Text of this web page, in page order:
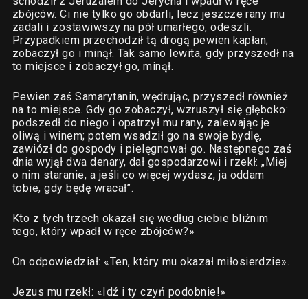
zbójców. Ci nie tylko go obdarli, lecz jeszcze rany mu
zadali i zostawiwszy na pół umarłego, odeszli.
Przypadkiem przechodził tą drogą pewien kapłan;
zobaczył go i minął. Tak samo lewita, gdy przyszedł na
to miejsce i zobaczył go, minął.
Pewien zaś Samarytanin, wędrując, przyszedł również
na to miejsce. Gdy go zobaczył, wzruszył się głęboko:
podszedł do niego i opatrzył mu rany, zalewając je
oliwą i winem; potem wsadził go na swoje bydlę,
zawiózł do gospody i pielęgnował go. Następnego zaś
dnia wyjął dwa denary, dał gospodarzowi i rzekł: „Miej
o nim staranie, a jeśli co więcej wydasz, ja oddam
tobie, gdy będę wracał”.
Kto z tych trzech okazał się według ciebie bliźnim
tego, który wpadł w ręce zbójców?»
On odpowiedział: «Ten, który mu okazał miłosierdzie».
Jezus mu rzekł: «Idź i ty czyń podobnie!»